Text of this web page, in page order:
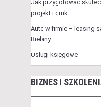
Jak przygotować
projekt i druk
Auto w firmie – leasing
Bielany
Usługi księgowe
BIZNES I